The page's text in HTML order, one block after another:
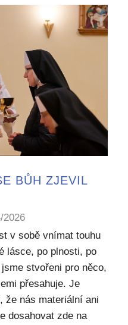
BŮH ZJEVIL
2026
v sobě vnímat touhu
lásce, po plnosti, po
stvořeni pro něco,
přesahuje. Je
že nás materiální ani
dosahovat zde na